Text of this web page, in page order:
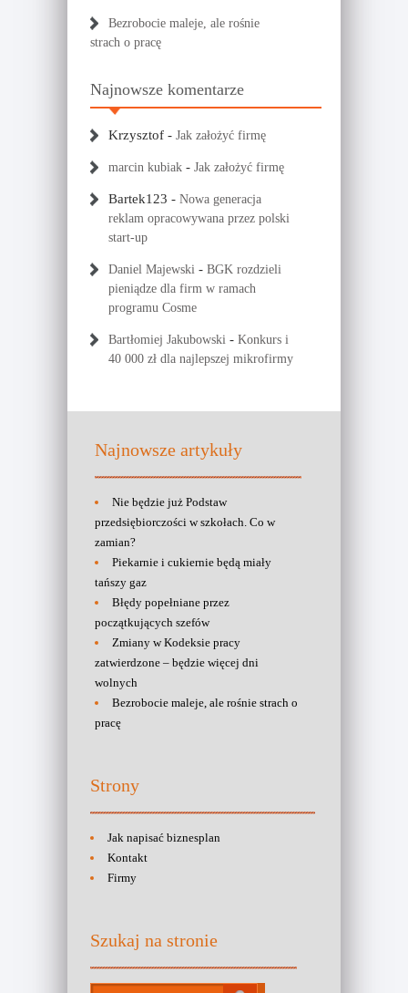
Bezrobocie maleje, ale rośnie
strach o pracę
Najnowsze komentarze
Krzysztof - Jak założyć firmę
marcin kubiak - Jak założyć firmę
Bartek123 - Nowa generacja
reklam opracowywana przez polski
start-up
Daniel Majewski - BGK rozdzieli
pieniądze dla firm w ramach
programu Cosme
Bartłomiej Jakubowski - Konkurs i
40 000 zł dla najlepszej mikrofirmy
Najnowsze artykuły
Nie będzie już Podstaw
przedsiębiorczości w szkołach. Co w
zamian?
Piekarnie i cukiernie będą miały
tańszy gaz
Błędy popełniane przez
początkujących szefów
Zmiany w Kodeksie pracy
zatwierdzone – będzie więcej dni
wolnych
Bezrobocie maleje, ale rośnie strach o
pracę
Strony
Jak napisać biznesplan
Kontakt
Firmy
Szukaj na stronie